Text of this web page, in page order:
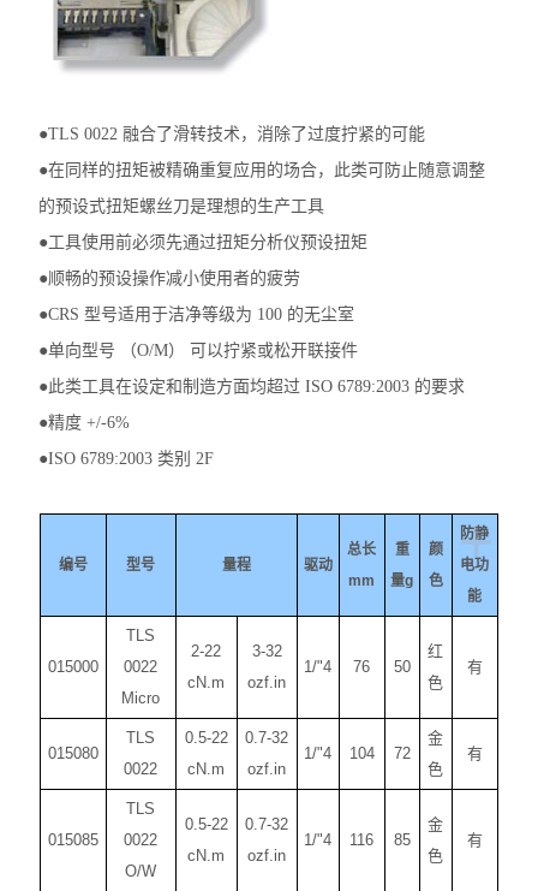
●TLS 0022 融合了滑转技术，消除了过度拧紧的可能
●在同样的扭矩被精确重复应用的场合，此类可防止随意调整
的预设式扭矩螺丝刀是理想的生产工具
●工具使用前必须先通过扭矩分析仪预设扭矩
●顺畅的预设操作减小使用者的疲劳
●CRS 型号适用于洁净等级为 100 的无尘室
●单向型号 （O/M） 可以拧紧或松开联接件
●此类工具在设定和制造方面均超过 ISO 6789:2003 的要求
●精度 +/-6%
●ISO 6789:2003 类别 2F
+
编号 型号 量程 驱动
总长
mm
重
量g
颜
色
防静
电功
能
015000
TLS
0022
Micro
2-22
cN.m
3-32
ozf.in
1/"4 76 50
红
色
有
015080
TLS
0022
0.5-22
cN.m
0.7-32
ozf.in
1/"4 104 72
金
色
有
015085
TLS
0022
O/W
0.5-22
cN.m
0.7-32
ozf.in
1/"4 116 85
金
色
有